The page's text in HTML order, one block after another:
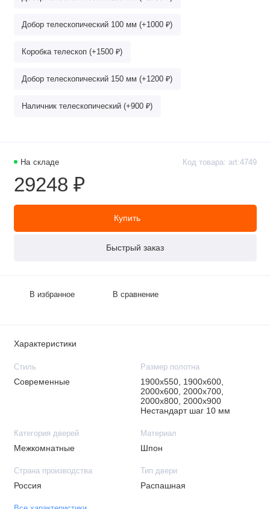
На складе Код товара: art:4749
29248 ₽
Купить
Быстрый заказ
В избранное В сравнение
Добор телескопический 100 мм (+1000 ₽)
Коробка телескоп (+1500 ₽)
Добор телескопический 150 мм (+1200 ₽)
Наличник телескопический (+900 ₽)
Характеристики
Стиль
Современные
Размер полотна
1900х550, 1900х600,
2000х600, 2000х700,
2000х800, 2000х900
Нестандарт шаг 10 мм
Категория дверей
Межкомнатные
Материал
Шпон
Страна производства
Россия
Тип двери
Распашная